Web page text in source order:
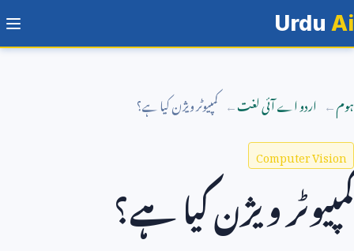
Urdu Ai
ہوم اردو اے آئی لغت کمپیوٹر ویژن کیا ہے؟
Computer Vision
کمپیوٹر ویژن کیا ہے؟